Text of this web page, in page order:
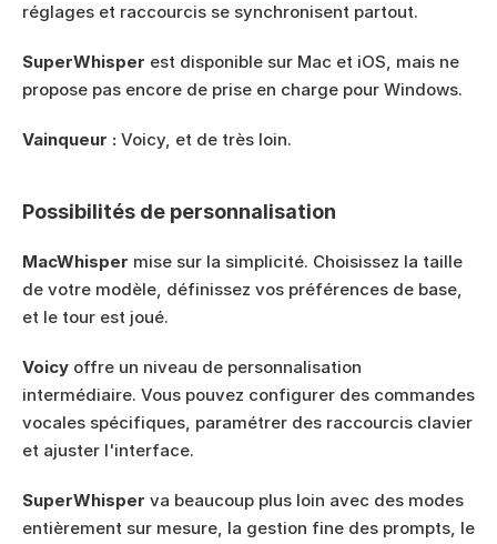
réglages et raccourcis se synchronisent partout.
SuperWhisper est disponible sur Mac et iOS, mais ne
propose pas encore de prise en charge pour Windows.
Vainqueur : Voicy, et de très loin.
Possibilités de personnalisation
MacWhisper mise sur la simplicité. Choisissez la taille
de votre modèle, définissez vos préférences de base,
et le tour est joué.
Voicy offre un niveau de personnalisation
intermédiaire. Vous pouvez configurer des commandes
vocales spécifiques, paramétrer des raccourcis clavier
et ajuster l'interface.
SuperWhisper va beaucoup plus loin avec des modes
entièrement sur mesure, la gestion fine des prompts, le